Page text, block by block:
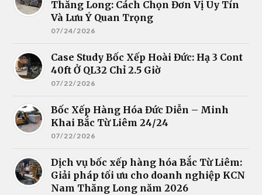
Thăng Long: Cách Chọn Đơn Vị Uy Tín
Và Lưu Ý Quan Trọng
07/24/2026
Case Study Bốc Xếp Hoài Đức: Hạ 3 Cont
40ft Ở QL32 Chỉ 2.5 Giờ
07/22/2026
Bốc Xếp Hàng Hóa Đức Diễn – Minh
Khai Bắc Từ Liêm 24/24
07/22/2026
Dịch vụ bốc xếp hàng hóa Bắc Từ Liêm:
Giải pháp tối ưu cho doanh nghiệp KCN
Nam Thăng Long năm 2026